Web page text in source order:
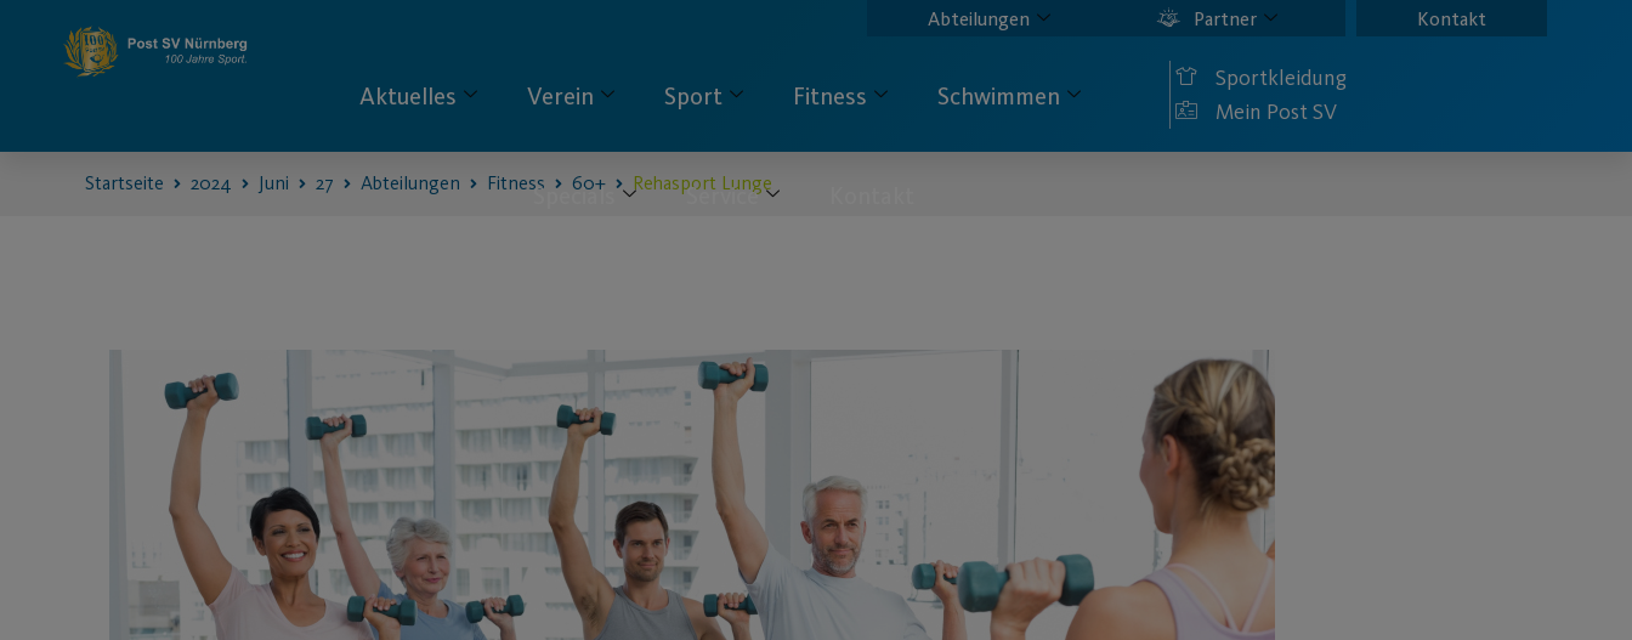
Abteilungen Partner Kontakt
Aktuelles Verein Sport Fitness Schwimmen
Specials Service
Sportkleidung
Mein Post SV
Startseite 2024 Juni 27 Abteilungen Fitness 60+ Rehasport Lunge